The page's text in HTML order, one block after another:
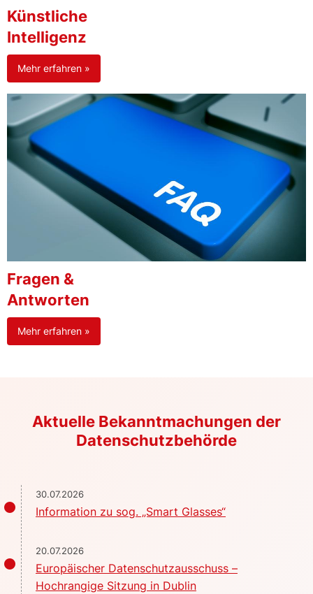
Künstliche
Intelligenz
Mehr erfahren »
Fragen &
Antworten
Mehr erfahren »
Aktuelle Bekanntmachungen der
Datenschutzbehörde
30.07.2026
Information zu sog. „Smart Glasses“
20.07.2026
Europäischer Datenschutzausschuss –
Hochrangige Sitzung in Dublin